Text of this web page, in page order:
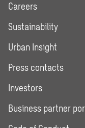
Careers
Sustainability
Urban Insight
Press contacts
Investors
Business partner